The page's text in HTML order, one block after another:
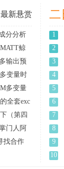
最新悬赏
分分析
鲸
输出预
变量时
多变量
全套exc
（第四
门人阿
找合作
二
1
2
3
4
5
6
7
8
9
10